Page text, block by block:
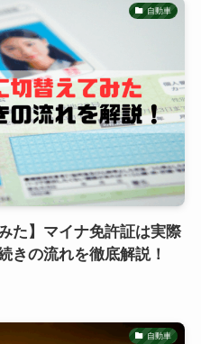
自動車
た】マイナ免許証は実際
きの流れを徹底解説！
自動車